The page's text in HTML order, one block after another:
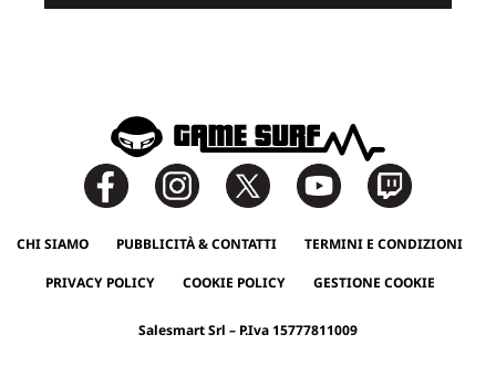
CHI SIAMO PUBBLICITÀ & CONTATTI TERMINI E CONDIZIONI
PRIVACY POLICY COOKIE POLICY GESTIONE COOKIE
Salesmart Srl – P.Iva 15777811009